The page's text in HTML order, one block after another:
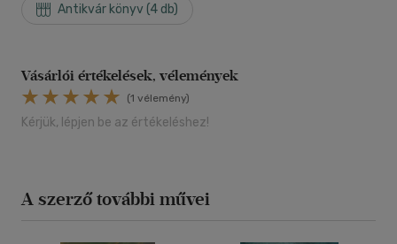
Antikvár könyv (4 db)
Vásárlói értékelések, vélemények
(1 vélemény)
Kérjük, lépjen be az értékeléshez!
A szerző további művei